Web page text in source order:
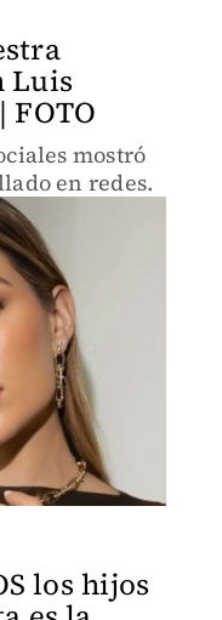
Luis
FOTO
mostró
en redes.
los hijos